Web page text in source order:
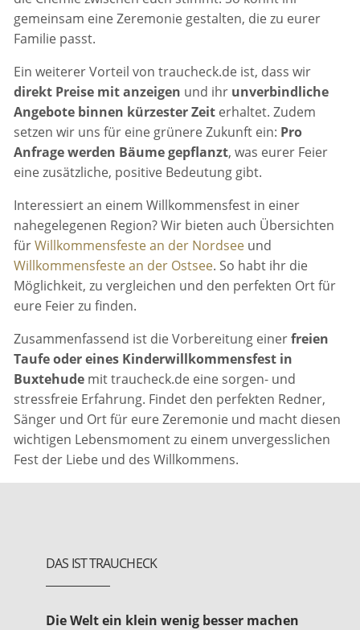
gemeinsam eine Zeremonie gestalten, die zu eurer
Familie passt.
Ein weiterer Vorteil von traucheck.de ist, dass wir
direkt Preise mit anzeigen und ihr unverbindliche
Angebote binnen kürzester Zeit erhaltet. Zudem
setzen wir uns für eine grünere Zukunft ein: Pro
Anfrage werden Bäume gepflanzt, was eurer Feier
eine zusätzliche, positive Bedeutung gibt.
Interessiert an einem Willkommensfest in einer
nahegelegenen Region? Wir bieten auch Übersichten
fürWillkommensfeste an der Nordsee und
Willkommensfeste an der Ostsee. So habt ihr die
Möglichkeit, zu vergleichen und den perfekten Ort für
eure Feier zu finden.
Zusammenfassend ist die Vorbereitung einerfreien
Taufe oder eines Kinderwillkommensfest in
Buxtehude mit traucheck.de eine sorgen- und
stressfreie Erfahrung. Findet den perfekten Redner,
Sänger und Ort für eure Zeremonie und macht diesen
wichtigen Lebensmoment zu einem unvergesslichen
Fest der Liebe und des Willkommens.
DAS IST TRAUCHECK
Die Welt ein klein wenig besser machen